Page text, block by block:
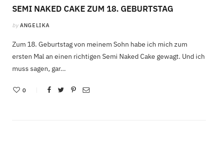
SEMI NAKED CAKE ZUM 18. GEBURTSTAG
by ANGELIKA
Zum 18. Geburtstag von meinem Sohn habe ich mich zum
ersten Mal an einen richtigen Semi Naked Cake gewagt. Und ich
muss sagen, gar…
0